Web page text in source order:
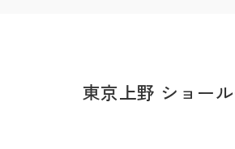
東京上野 ショー